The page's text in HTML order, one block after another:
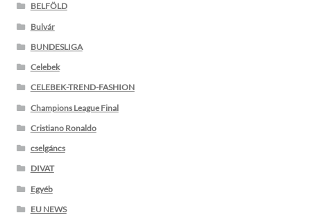
BELFÖLD
Bulvár
BUNDESLIGA
Celebek
CELEBEK-TREND-FASHION
Champions League Final
Cristiano Ronaldo
cselgáncs
DIVAT
Egyéb
EU NEWS